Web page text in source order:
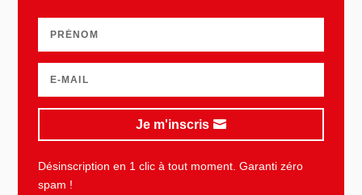
Je m'inscris
Désinscription en 1 clic à tout moment. Garanti zéro
spam !